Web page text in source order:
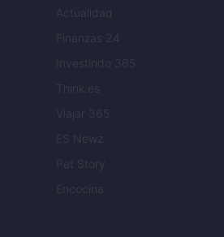
Actualidad
Finanzas 24
Investindo 365
Think.es
Viajar 365
ES Newz
Pet Story
Encocina